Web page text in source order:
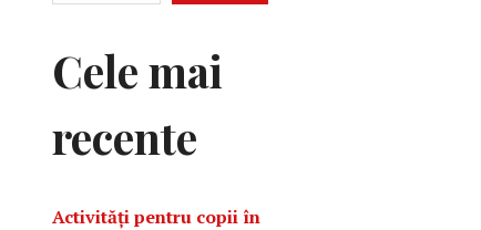
Cele mai
recente
Activități pentru copii în